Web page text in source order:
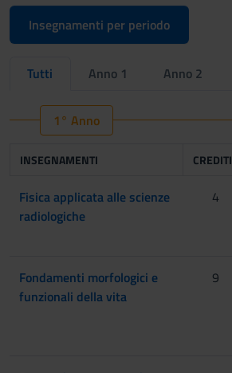
Insegnamenti per periodo
Tutti Anno 1 Anno 2
1° Anno
INSEGNAMENTI CREDITI
Fisica applicata alle scienze
radiologiche
4
Fondamenti morfologici e
funzionali della vita
9